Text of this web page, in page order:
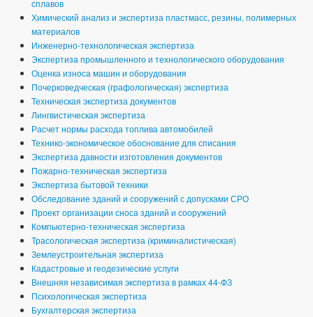
сплавов
Химический анализ и экспертиза пластмасс, резины, полимерных
материалов
Инженерно-технологическая экспертиза
Экспертиза промышленного и технологического оборудования
Оценка износа машин и оборудования
Почерковедческая (графологическая) экспертиза
Техническая экспертиза документов
Лингвистическая экспертиза
Расчет нормы расхода топлива автомобилей
Технико-экономическое обоснование для списания
Экспертиза давности изготовления документов
Пожарно-техническая экспертиза
Экспертиза бытовой техники
Обследование зданий и сооружений с допусками СРО
Проект организации сноса зданий и сооружений
Компьютерно-техническая экспертиза
Трасологическая экспертиза (криминалистическая)
Землеустроительная экспертиза
Кадастровые и геодезические услуги
Внешняя независимая экспертиза в рамках 44-ФЗ
Психологическая экспертиза
Бухгалтерская экспертиза